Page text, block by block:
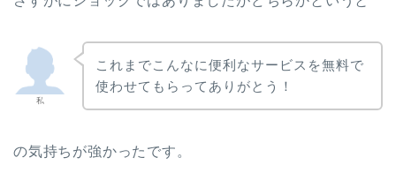
私
これまでこんなに便利なサービスを無料で
使わせてもらってありがとう！
の気持ちが強かったです。